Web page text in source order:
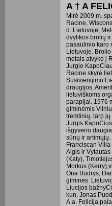
A † A
Mirė 2009 m.
Racine,
d. Lietuvoje,
dvylikos brolių
pasaulinio karo
Lietuvoje.
metais atvyko į
Jurgio
Racine skyrė
Susivienijimo
draugijos,
lietuviškoms
parapijai. 1976
giminėmis
tremtinių, tarp
Jurgis
išgyveno
sūnų ir
Franciscan
Algis ir
(Katy),
Morkus
Ona Budrys,
giminės
Liucijos
kun. Jonas
A.a. Felicija